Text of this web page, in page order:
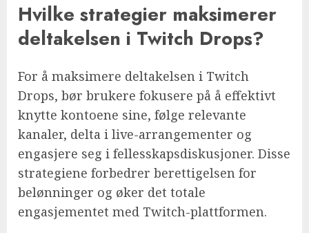
Hvilke strategier maksimerer
deltakelsen i Twitch Drops?
For å maksimere deltakelsen i Twitch
Drops, bør brukere fokusere på å effektivt
knytte kontoene sine, følge relevante
kanaler, delta i live-arrangementer og
engasjere seg i fellesskapsdiskusjoner. Disse
strategiene forbedrer berettigelsen for
belønninger og øker det totale
engasjementet med Twitch-plattformen.